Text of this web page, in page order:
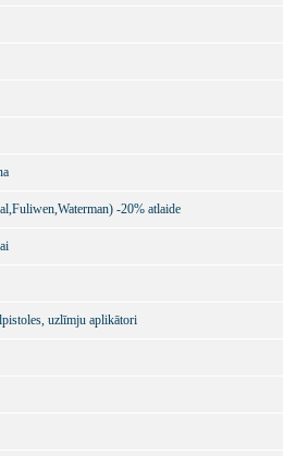
-20% atlaide
uzlīmju aplikātori